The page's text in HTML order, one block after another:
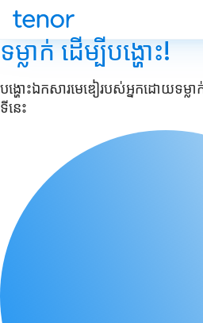
ទម្លាក់ ដើម្បីបង្ហោះ!
បង្ហោះ​ឯកសារមេឌៀរបស់អ្នក​ដោយទម្ល
ទីនេះ